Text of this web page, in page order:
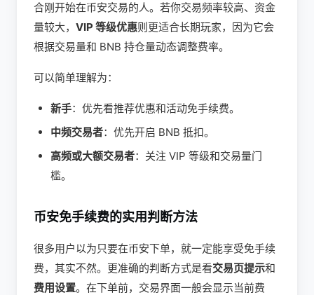
合刚开始在币安交易的人。若你交易频率较高、资金
量较大， VIP 等级优惠则更适合长期玩家，因为它会
根据交易量和 BNB 持仓量动态调整费率。
可以简单理解为：
新手：优先看推荐优惠和活动免手续费。
中频交易者：优先开启 BNB 抵扣。
高频或大额交易者：关注 VIP 等级和交易量门
槛。
币安免手续费的实用判断方法
很多用户以为只要在币安下单，就一定能享受免手续
费，其实不然。更准确的判断方式是看交易页提示和
费用设置。在下单前，交易界面一般会显示当前费